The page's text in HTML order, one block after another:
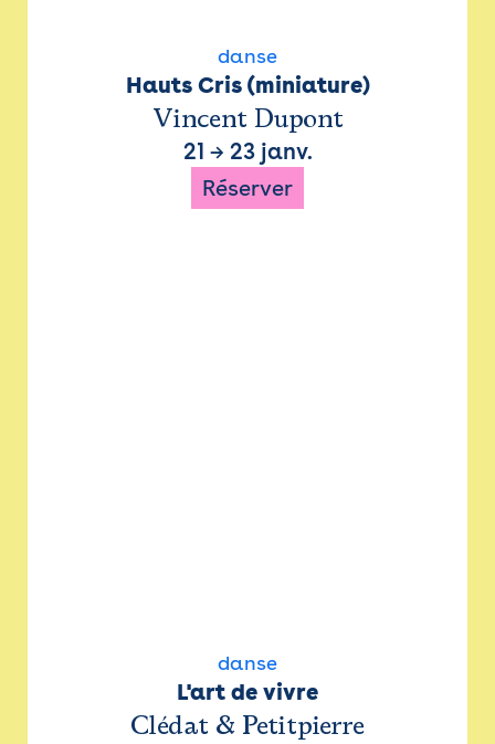
danse
Hauts Cris (miniature)
Vincent Dupont
21 → 23 janv.
Réserver
danse
L'art de vivre
Clédat & Petitpierre